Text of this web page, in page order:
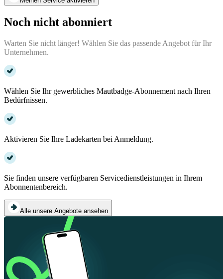
Noch nicht abonniert
Warten Sie nicht länger! Wählen Sie das passende Angebot für Ihr
Unternehmen.
Wählen Sie Ihr gewerbliches Mautbadge-Abonnement nach Ihren
Bedürfnissen.
Aktivieren Sie Ihre Ladekarten bei Anmeldung.
Sie finden unsere verfügbaren Servicedienstleistungen in Ihrem
Abonnentenbereich.
Alle unsere Angebote ansehen